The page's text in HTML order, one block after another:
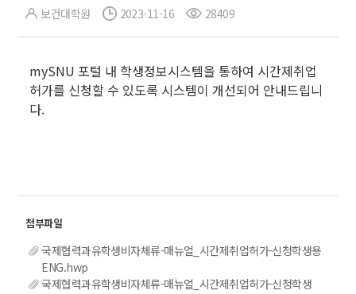
보건대학원 2023-11-16 28409
mySNU 포털 내 학생정보시스템을 통하여 시간제취업
허가를 신청할 수 있도록 시스템이 개선되어 안내드립니
다.
국제협력과유학생비자체류-매뉴얼_시간제취업허가-신청학생용
ENG.hwp
국제협력과유학생비자체류-매뉴얼_시간제취업허가-신청학생